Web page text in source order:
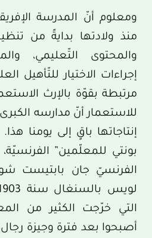
ومعلوم أنّ المدرسة
منذ ولادتها بدايةً من
والمحتوى التّعليمي،
إجراءات الاختيار للتّأهيل
مرتبطة بقوّة بالإرث
للاستعمار أنّ مدارسه الكبرى
إنتاجاتها باقٍ إلى يومنا
بونتي للمعلّمين”
الفرنسيّ جان بابتيست
لويس بالسنغال سنة 1903م
التي خرّجت الكثير من
أصبحوا بعد فترة وجيزة